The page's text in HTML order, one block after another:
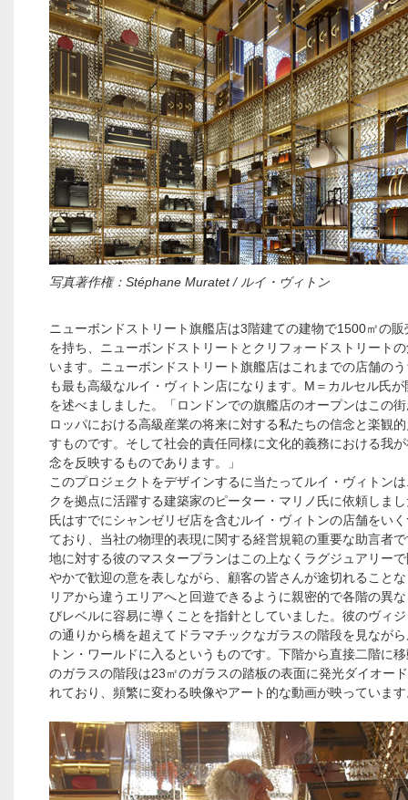
写真著作権：Stéphane Muratet / ルイ・ヴィトン
ニューボンドストリート旗艦店は3階建ての建物で1500㎡の販
を持ち、ニューボンドストリートとクリフォードストリート
います。ニューボンドストリート旗艦店はこれまでの店舗の
も最も高級なルイ・ヴィトン店になります。M＝カルセル氏
を述べましました。「ロンドンでの旗艦店のオープンはこの
ロッパにおける高級産業の将来に対する私たちの信念と楽観
すものです。そして社会的責任同様に文化的義務における我
念を反映するものであります。」
このプロジェクトをデザインするに当たってルイ・ヴィトン
クを拠点に活躍する建築家のピーター・マリノ氏に依頼しま
氏はすでにシャンゼリゼ店を含むルイ・ヴィトンの店舗をい
ており、当社の物理的表現に関する経営規範の重要な助言者
地に対する彼のマスタープランはこの上なくラグジュアリー
やかで歓迎の意を表しながら、顧客の皆さんが途切れること
リアから違うエリアへと回遊できるように親密的で各階の異
びレベルに容易に導くことを指針としていました。彼のヴィ
の通りから橋を超えてドラマチックなガラスの階段を見なが
トン・ワールドに入るというものです。下階から直接二階に
のガラスの階段は23㎡のガラスの踏板の表面に発光ダイオー
れており、頻繁に変わる映像やアート的な動画が映っていま